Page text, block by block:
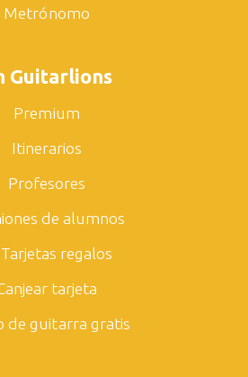
Metrónomo
Guitarlions
Premium
Itinerarios
Profesores
de alumnos
regalos
tarjeta
de guitarra gratis